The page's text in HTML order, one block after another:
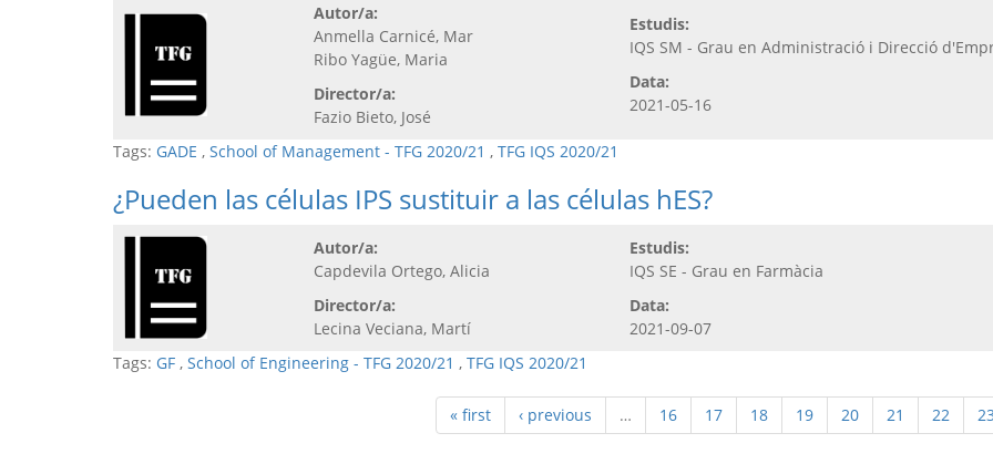
Autor/a:
Anmella Carnicé, Mar
Ribo Yagüe, Maria
Director/a:
Fazio Bieto, José
Estudis:
IQS SM - Grau en Administració i Direcció
Data:
2021-05-16
Tags: GADE , School of Management - TFG 2020/21 , TFG IQS 2020/21
¿Pueden las células IPS sustituir a las células hES?
Autor/a:
Capdevila Ortego, Alicia
Director/a:
Lecina Veciana, Martí
Estudis:
IQS SE - Grau en Farmàcia
Data:
2021-09-07
Tags: GF , School of Engineering - TFG 2020/21 , TFG IQS 2020/21
« first ‹ previous … 16 17 18 19 20 21 22